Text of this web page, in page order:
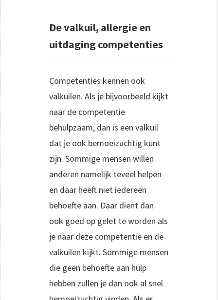
De valkuil, allergie en
uitdaging competenties
Competenties kennen ook
valkuilen. Als je bijvoorbeeld kijkt
naar de competentie
behulpzaam, dan is een valkuil
dat je ook bemoeizuchtig kunt
zijn. Sommige mensen willen
anderen namelijk teveel helpen
en daar heeft niet iedereen
behoefte aan. Daar dient dan
ook goed op gelet te worden als
je naar deze competentie en de
valkuilen kijkt. Sommige mensen
die geen behoefte aan hulp
hebben zullen je dan ook al snel